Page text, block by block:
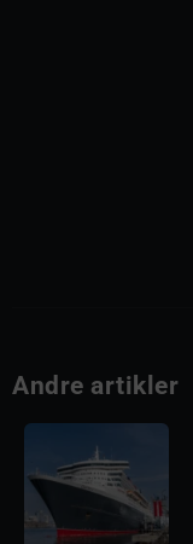
Andre artikler